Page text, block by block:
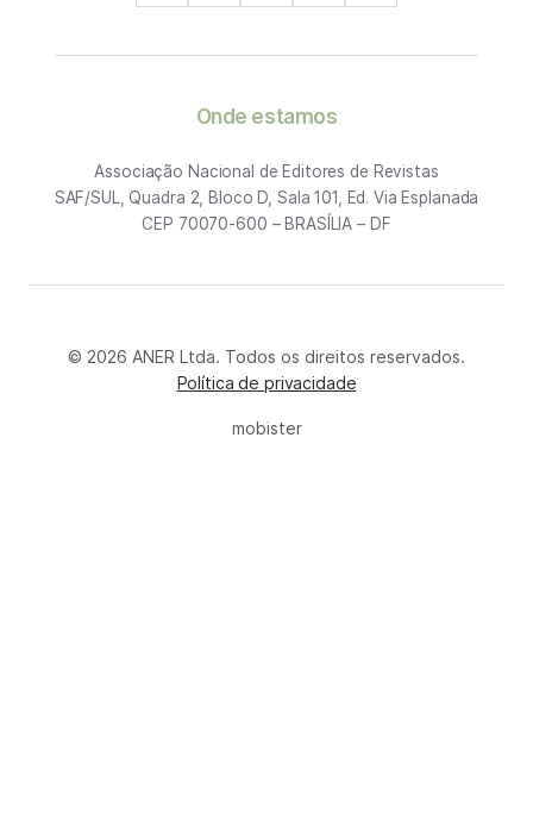
Onde estamos
Associação Nacional de Editores de Revistas
SAF/SUL, Quadra 2, Bloco D, Sala 101, Ed. Via Esplanada
CEP 70070-600 – BRASÍLIA – DF
© 2026 ANER Ltda. Todos os direitos reservados.
Política de privacidade
mobister